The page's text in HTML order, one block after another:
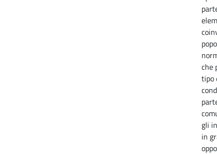
che
tipo
gli
in